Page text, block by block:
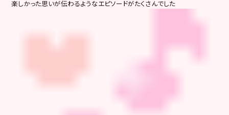
楽しかった思いが伝わるようなエピソードがたくさんでした